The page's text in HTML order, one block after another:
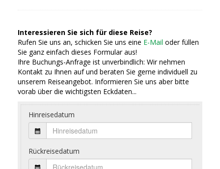
Interessieren Sie sich für diese Reise?
Rufen Sie uns an, schicken Sie uns eine E-Mail oder füllen
Sie ganz einfach dieses Formular aus!
Ihre Buchungs-Anfrage ist unverbindlich: Wir nehmen
Kontakt zu Ihnen auf und beraten Sie gerne individuell zu
unserem Reiseangebot. Informieren Sie uns aber bitte
vorab über die wichtigsten Eckdaten...